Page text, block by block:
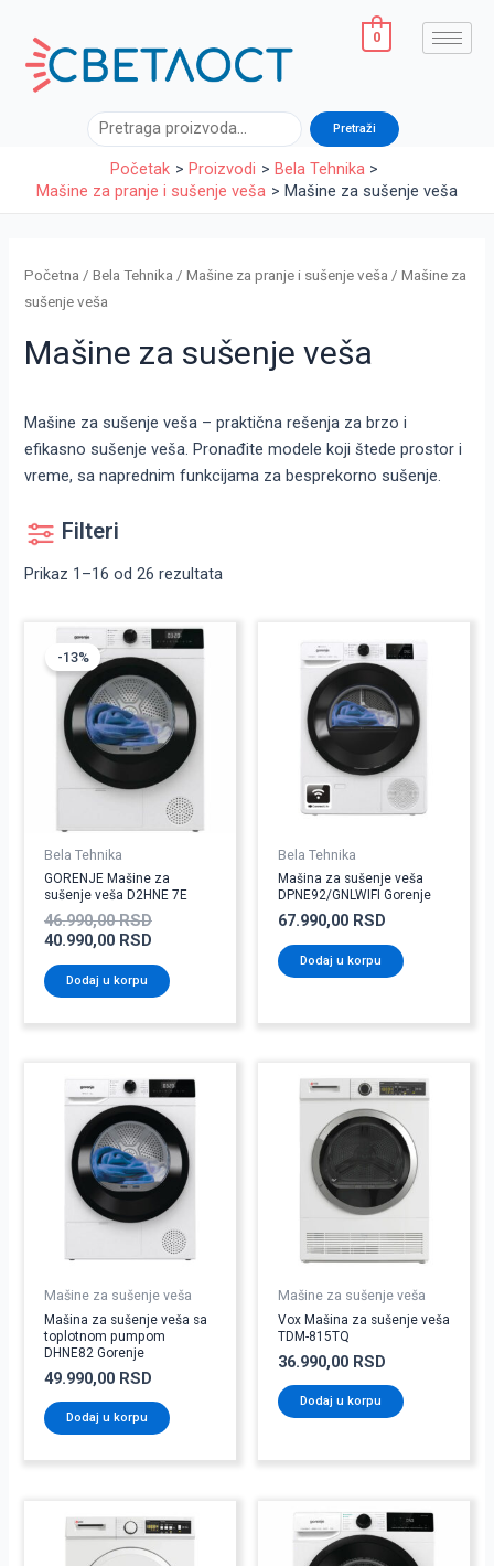
sadržaj
0
Pretraga Pretraži
Početak Proizvodi
Bela Tehnika
Mašine za pranje i sušenje veša
Mašine za sušenje veša
Početna /Bela Tehnika /Mašine za pranje i sušenje veša / Mašine za
sušenje veša
Mašine za sušenje veša
Mašine za sušenje veša – praktična rešenja za brzo i
efikasno sušenje veša. Pronađite modele koji štede prostor i
vreme, sa naprednim funkcijama za besprekorno sušenje.
Filteri
Prikaz 1–16 od 26 rezultata
-13%
Bela Tehnika
GORENJE Mašine za
sušenje veša D2HNE 7E
46.990,00RSD
Originalna
cena
je
bila:
46.990,00 RSD.
40.990,00 RSD
Trenutna
cena
je:
40.990,00 RSD.
Dodaj u korpu
Bela Tehnika
Mašina za sušenje veša
DPNE92/GNLWIFI Gorenje
67.990,00 RSD
Dodaj u korpu
Mašine za sušenje veša
Mašina za sušenje veša sa
toplotnom pumpom
DHNE82 Gorenje
49.990,00 RSD
Dodaj u korpu
Mašine za sušenje veša
Vox Mašina za sušenje veša
TDM-815TQ
36.990,00 RSD
Dodaj u korpu